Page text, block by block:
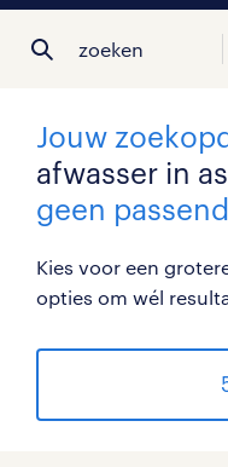
zoeken
Jouw
afwasser in
geen
Kies voor een
opties om wél